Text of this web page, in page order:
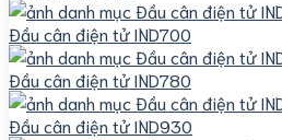
Đầu cân điện tử IND700
Đầu cân điện tử IND780
Đầu cân điện tử IND930